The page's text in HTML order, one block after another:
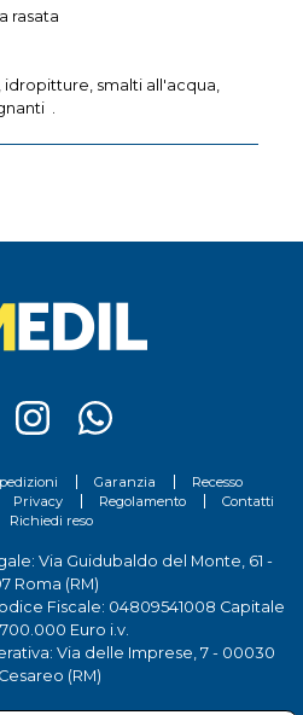
rasata
smalti all'acqua,
.
Garanzia
Recesso
Privacy Regolamento
Contatti
Richiedi reso
Via Guidubaldo del Monte, 61 -
Roma (RM)
Fiscale: 04809541008 Capitale
Euro i.v.
Via delle Imprese, 7 - 00030
(RM)